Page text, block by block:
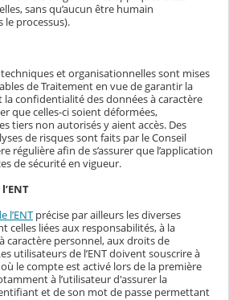
sans qu’aucun être humain
le processus).
et organisationnelles sont mises
de Traitement en vue de garantir la
la confidentialité des données à caractère
que celles-ci soient déformées,
tiers non autorisés y aient accès. Des
de risques sont faits par le Conseil
régulière afin de s’assurer que l’application
de sécurité en vigueur.
l’ENT précise par ailleurs les diverses
celles liées aux responsabilités, à la
caractère personnel, aux droits de
utilisateurs de l’ENT doivent souscrire à
le compte est activé lors de la première
à l’utilisateur d'assurer la
et de son mot de passe permettant